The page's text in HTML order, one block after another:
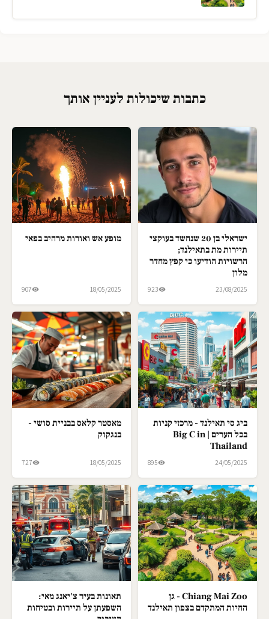
כתבות שיכולות לעניין אותך
ישראלי בן 20 שנחשד בעוקצי
תיירות מת בתאילנד;
הרשויות הודיעו כי קפץ מחדר
מלון
23/08/2025
923
מופע אש ואורות מרהיב בפאי
18/05/2025
907
ביג סי תאילנד - מרכזי קניות
בכל הערים | Big C in
Thailand
24/05/2025
895
מאסטר קלאס בבניית סושי -
בנגקוק
18/05/2025
727
Chiang Mai Zoo - גן
החיות המתקדם בצפון תאילנד
תאונות בעיר צ'יאנג מאי:
השפעתן על תיירות ובטיחות